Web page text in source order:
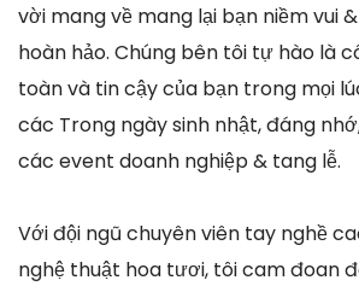
vời mang về mang lại bạn niềm vui
hoàn hảo. Chúng bên tôi tự hào là
toàn và tin cậy của bạn trong mọi
các Trong ngày sinh nhật, đáng
các event doanh nghiệp & tang lễ.
Với đội ngũ chuyên viên tay nghề
nghệ thuật hoa tươi, tôi cam đoan